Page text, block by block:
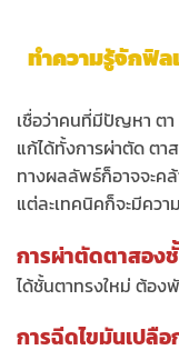
ทำความรู้จักฟิล
เชื่อว่าคนที่มีปัญหา ตา
แก้ได้ทั้งการผ่าตัด ตา
ทางผลลัพธ์ก็อาจจะค
แต่ละเทคนิคก็จะมีคว
การผ่าตัดตาสอง
ได้ชั้นตาทรงใหม่ ต้อ
การฉีดไขมันเปลือ